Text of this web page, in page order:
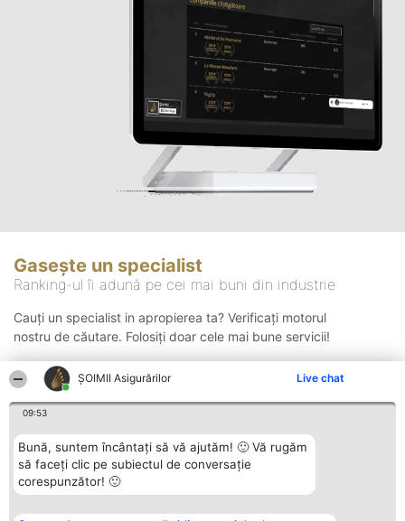
ȘOIMII Asigurărilor Live chat
09:53
Bună, suntem încântați să vă ajutăm! 🙂 Vă rugăm
să faceți clic pe subiectul de conversație
corespunzător! 🙂
Gasește un specialist
Ranking-ul îi adună pe cei mai buni din industrie
Cauți un specialist in apropierea ta? Verificați motorul
nostru de căutare. Folosiți doar cele mai bune servicii!